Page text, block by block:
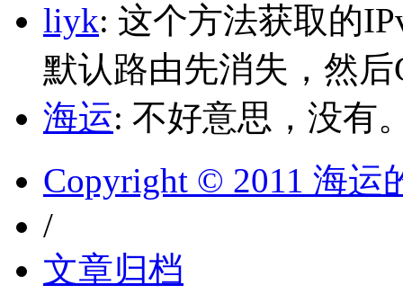
liyk: 这个方法获取的
默认路由先消失，然
海运: 不好意思，没有
Copyright © 2011 海运
/
文章归档